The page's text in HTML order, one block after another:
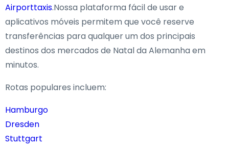
Airporttaxis.Nossa plataforma fácil de usar e
aplicativos móveis permitem que você reserve
transferências para qualquer um dos principais
destinos dos mercados de Natal da Alemanha em
minutos.
Rotas populares incluem:
Hamburgo
Dresden
Stuttgart